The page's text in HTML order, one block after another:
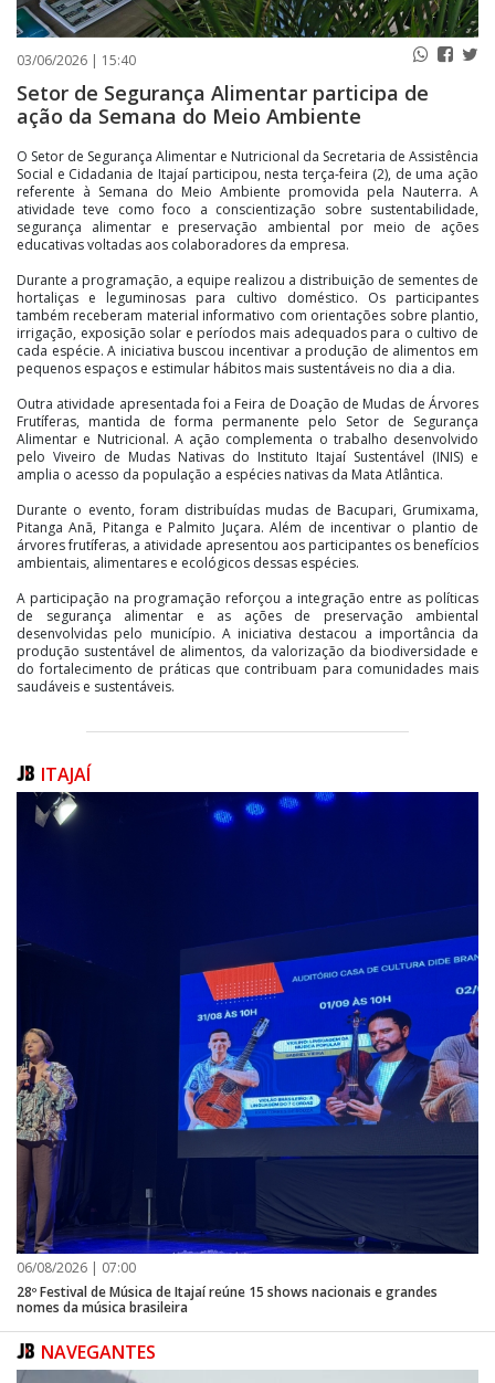
03/06/2026 | 15:40
Setor de Segurança Alimentar participa de
ação da Semana do Meio Ambiente
O Setor de Segurança Alimentar e Nutricional da Secretaria de Assistência
Social e Cidadania de Itajaí participou, nesta terça-feira (2), de uma ação
referente à Semana do Meio Ambiente promovida pela Nauterra. A
atividade teve como foco a conscientização sobre sustentabilidade,
segurança alimentar e preservação ambiental por meio de ações
educativas voltadas aos colaboradores da empresa.
Durante a programação, a equipe realizou a distribuição de sementes de
hortaliças e leguminosas para cultivo doméstico. Os participantes
também receberam material informativo com orientações sobre plantio,
irrigação, exposição solar e períodos mais adequados para o cultivo de
cada espécie. A iniciativa buscou incentivar a produção de alimentos em
pequenos espaços e estimular hábitos mais sustentáveis no dia a dia.
Outra atividade apresentada foi a Feira de Doação de Mudas de Árvores
Frutíferas, mantida de forma permanente pelo Setor de Segurança
Alimentar e Nutricional. A ação complementa o trabalho desenvolvido
pelo Viveiro de Mudas Nativas do Instituto Itajaí Sustentável (INIS) e
amplia o acesso da população a espécies nativas da Mata Atlântica.
Durante o evento, foram distribuídas mudas de Bacupari, Grumixama,
Pitanga Anã, Pitanga e Palmito Juçara. Além de incentivar o plantio de
árvores frutíferas, a atividade apresentou aos participantes os benefícios
ambientais, alimentares e ecológicos dessas espécies.
A participação na programação reforçou a integração entre as políticas
de segurança alimentar e as ações de preservação ambiental
desenvolvidas pelo município. A iniciativa destacou a importância da
produção sustentável de alimentos, da valorização da biodiversidade e
do fortalecimento de práticas que contribuam para comunidades mais
saudáveis e sustentáveis.
ITAJAÍ
06/08/2026 | 07:00
28º Festival de Música de Itajaí reúne 15 shows nacionais e grandes
nomes da música brasileira
NAVEGANTES